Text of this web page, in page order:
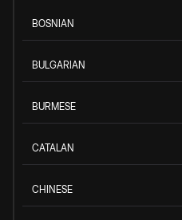
BOSNIAN
BULGARIAN
BURMESE
CATALAN
CHINESE